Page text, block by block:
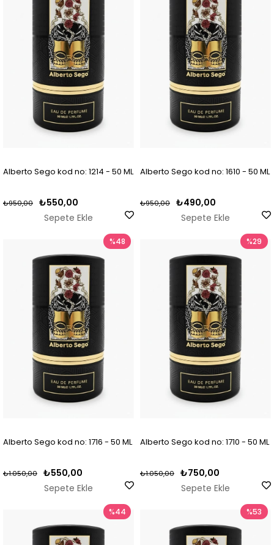
Alberto Sego kod no: 1214 - 50 ML
₺550,00
₺950,00
Sepete Ekle
Alberto Sego kod no: 1610 - 50 ML
₺490,00
₺950,00
Sepete Ekle
Alberto Sego kod no: 1716 - 50 ML
₺550,00
₺1.050,00
Sepete Ekle
%48
Alberto Sego kod no: 1710 - 50 ML
₺750,00
₺1.050,00
Sepete Ekle
%29
%44 %53